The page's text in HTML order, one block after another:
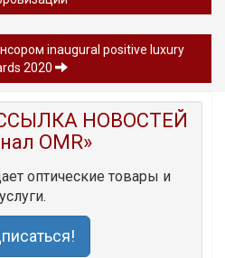
inaugural positive luxury
2020
НОВОСТЕЙ
OMR»
оптические товары и
услуги.